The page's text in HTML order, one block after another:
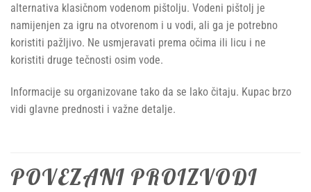
alternativa klasičnom vodenom pištolju. Vodeni pištolj je
namijenjen za igru na otvorenom i u vodi, ali ga je potrebno
koristiti pažljivo. Ne usmjeravati prema očima ili licu i ne
koristiti druge tečnosti osim vode.
Informacije su organizovane tako da se lako čitaju. Kupac brzo
vidi glavne prednosti i važne detalje.
POVEZANI PROIZVODI